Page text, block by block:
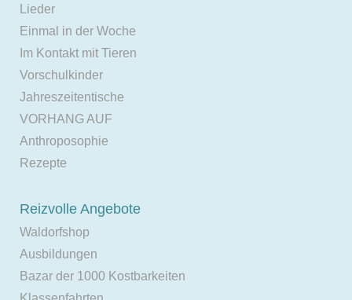
Lieder
Einmal in der Woche
Im Kontakt mit Tieren
Vorschulkinder
Jahreszeitentische
VORHANG AUF
Anthroposophie
Rezepte
Reizvolle Angebote
Waldorfshop
Ausbildungen
Bazar der 1000 Kostbarkeiten